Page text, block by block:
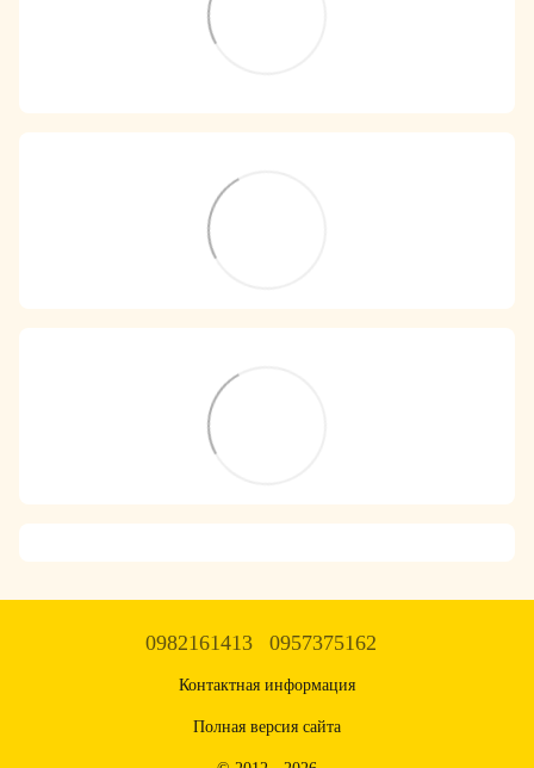
0982161413 0957375162
Контактная информация
Полная версия сайта